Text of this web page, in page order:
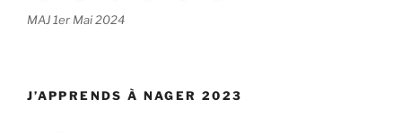
MAJ 1er Mai 2024
J’APPRENDS À NAGER 2023